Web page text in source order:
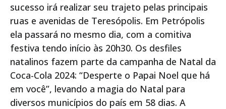
sucesso irá realizar seu trajeto pelas principais
ruas e avenidas de Teresópolis. Em Petrópolis
ela passará no mesmo dia, com a comitiva
festiva tendo início às 20h30. Os desfiles
natalinos fazem parte da campanha de Natal da
Coca-Cola 2024: “Desperte o Papai Noel que há
em você”, levando a magia do Natal para
diversos municípios do país em 58 dias. A